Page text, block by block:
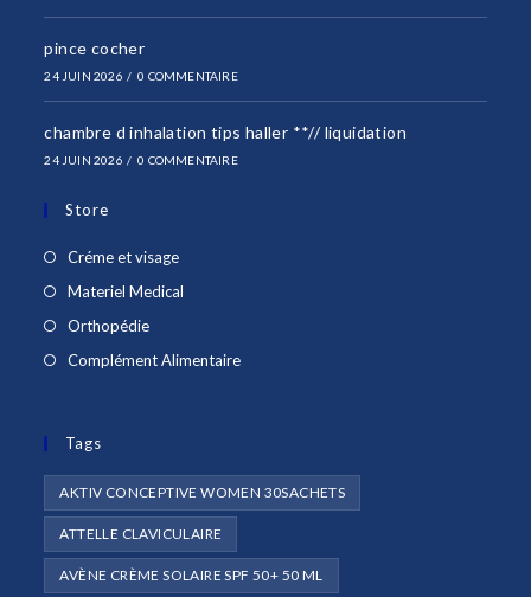
pince cocher
24 JUIN 2026 / 0 COMMENTAIRE
chambre d inhalation tips haller **// liquidation
24 JUIN 2026 / 0 COMMENTAIRE
Store
Créme et visageS’ouvre
dans
Materiel Medical
OrthopédieS’ouvre
dans
Complément AlimentaireS’ouvre
onglet
Tags
AKTIV CONCEPTIVE WOMEN 30SACHETS
ATTELLE CLAVICULAIRE
AVÈNE CRÈME SOLAIRE SPF 50+ 50 ML